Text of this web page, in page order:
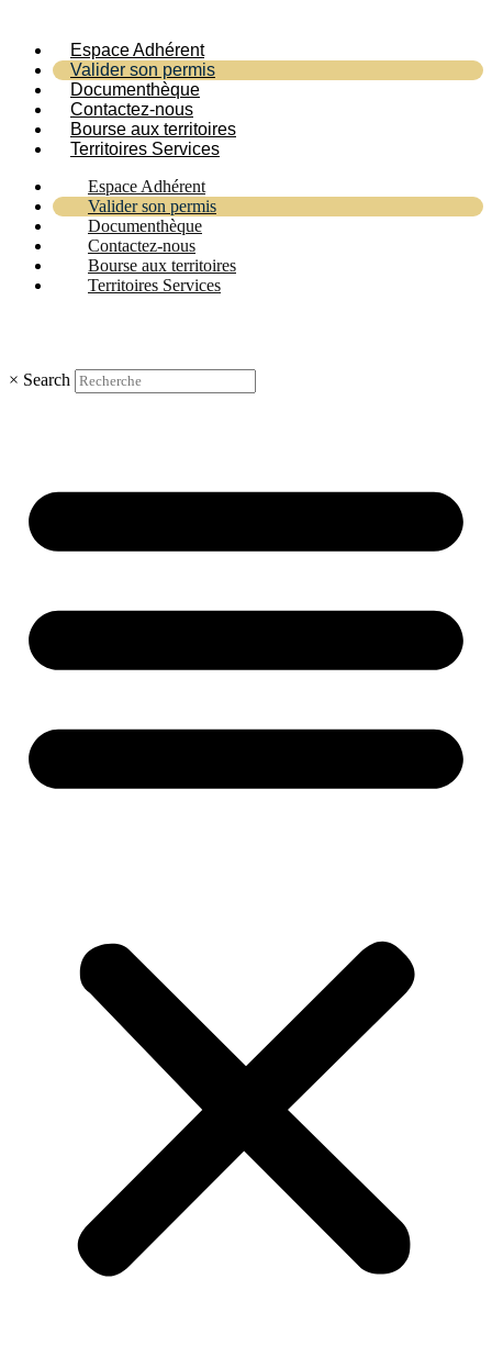
Espace Adhérent
Valider son permis
Documenthèque
Contactez-nous
Bourse aux territoires
Territoires Services
Espace Adhérent
Valider son permis
Documenthèque
Contactez-nous
Bourse aux territoires
Territoires Services
× Search